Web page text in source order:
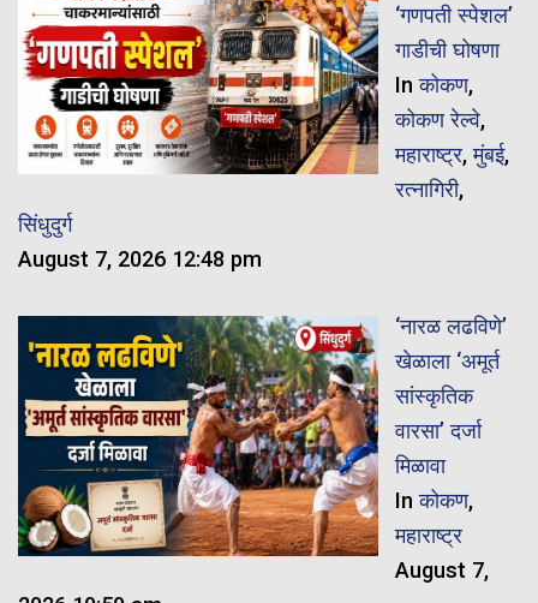
‘गणपती स्पेशल’
गाडीची घोषणा
Inकोकण,
कोकण रेल्वे,
महाराष्ट्र,मुंबई,
रत्नागिरी,
सिंधुदुर्ग
August 7, 2026 12:48 pm
‘नारळ लढविणे’
खेळाला ‘अमूर्त
सांस्कृतिक
वारसा’ दर्जा
मिळावा
Inकोकण,
महाराष्ट्र
August 7,